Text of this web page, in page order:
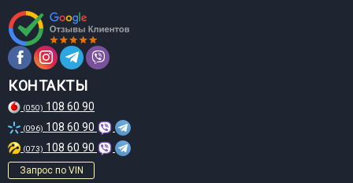
КОНТАКТЫ
(050) 108 60 90
(096) 108 60 90
(073) 108 60 90
Запрос по VIN